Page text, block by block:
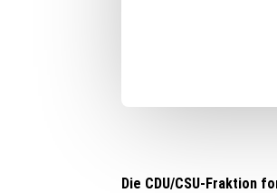
Die CDU/CSU-Fraktion